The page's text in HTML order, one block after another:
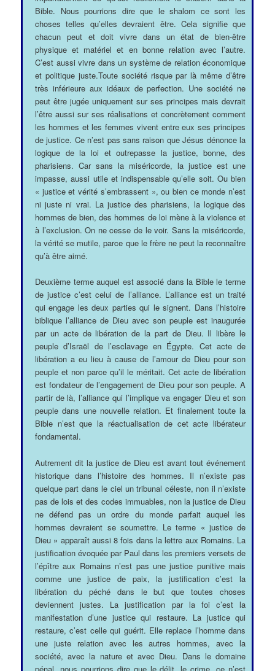
Bible. Nous pourrions dire que le shalom ce sont les
choses telles qu’elles devraient être. Cela signifie que
chacun peut et doit vivre dans un état de bien-être
physique et matériel et en bonne relation avec l’autre.
C’est aussi vivre dans un système de relation économique
et politique juste.Toute société risque par là même d’être
très inférieure aux idéaux de perfection. Une société ne
peut être jugée uniquement sur ses principes mais devrait
l’être aussi sur ses réalisations et concrètement comment
les hommes et les femmes vivent entre eux ses principes
de justice. Ce n’est pas sans raison que Jésus dénonce la
logique de la loi et outrepasse la justice, bonne, des
pharisiens. Car sans la miséricorde, la justice est une
impasse, aussi utile et indispensable qu’elle soit. Ou bien
« justice et vérité s’embrassent », ou bien ce monde n’est
ni juste ni vrai. La justice des pharisiens, la logique des
hommes de bien, des hommes de loi mène à la violence et
à l’exclusion. On ne cesse de le voir. Sans la miséricorde,
la vérité se mutile, parce que le frère ne peut la reconnaître
qu’à être aimé.
Deuxième terme auquel est associé dans la Bible le terme
de justice c’est celui de l’alliance. L’alliance est un traité
qui engage les deux parties qui le signent. Dans l’histoire
biblique l’alliance de Dieu avec son peuple est inaugurée
par un acte de libération de la part de Dieu. Il libère le
peuple d’Israël de l’esclavage en Égypte. Cet acte de
libération a eu lieu à cause de l’amour de Dieu pour son
peuple et non parce qu’il le méritait. Cet acte de libération
est fondateur de l’engagement de Dieu pour son peuple. A
partir de là, l’alliance qui l’implique va engager Dieu et son
peuple dans une nouvelle relation. Et finalement toute la
Bible n’est que la réactualisation de cet acte libérateur
fondamental.
Autrement dit la justice de Dieu est avant tout événement
historique dans l’histoire des hommes. Il n’existe pas
quelque part dans le ciel un tribunal céleste, non il n’existe
pas de lois et des codes immuables, non la justice de Dieu
ne défend pas un ordre du monde parfait auquel les
hommes devraient se soumettre. Le terme « justice de
Dieu » apparaît aussi 8 fois dans la lettre aux Romains. La
justification évoquée par Paul dans les premiers versets de
l’épître aux Romains n’est pas une justice punitive mais
comme une justice de paix, la justification c’est la
libération du péché dans le but que toutes choses
deviennent justes. La justification par la foi c’est la
manifestation d’une justice qui restaure. La justice qui
restaure, c’est celle qui guérit. Elle replace l’homme dans
une juste relation avec les autres hommes, avec la
société, avec la nature et avec Dieu. Dans le domaine
pénal, nous pourrions dire que le délit, le crime, ce n’est